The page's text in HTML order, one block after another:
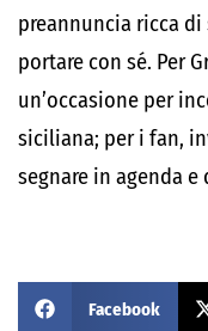
preannuncia ricca
portare con sé. Per
un’occasione per
siciliana; per i fan,
segnare in agenda
Facebook